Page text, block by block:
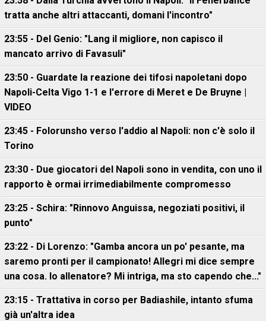
tratta anche altri attaccanti, domani l'incontro"
23:55 - Del Genio: "Lang il migliore, non capisco il
mancato arrivo di Favasuli"
23:50 - Guardate la reazione dei tifosi napoletani dopo
Napoli-Celta Vigo 1-1 e l'errore di Meret e De Bruyne |
VIDEO
23:45 - Folorunsho verso l'addio al Napoli: non c'è solo il
Torino
23:30 - Due giocatori del Napoli sono in vendita, con uno il
rapporto è ormai irrimediabilmente compromesso
23:25 - Schira: "Rinnovo Anguissa, negoziati positivi, il
punto"
23:22 - Di Lorenzo: "Gamba ancora un po' pesante, ma
saremo pronti per il campionato! Allegri mi dice sempre
una cosa. Io allenatore? Mi intriga, ma sto capendo che..."
23:15 - Trattativa in corso per Badiashile, intanto sfuma
già un'altra idea